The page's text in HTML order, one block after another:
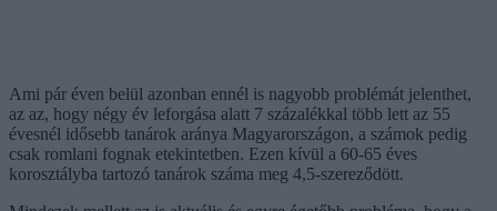
Ami pár éven belül azonban ennél is nagyobb problémát jelenthet,
az az, hogy négy év leforgása alatt 7 százalékkal több lett az 55
évesnél idősebb tanárok aránya Magyarországon, a számok pedig
csak romlani fognak etekintetben. Ezen kívül a 60-65 éves
korosztályba tartozó tanárok száma meg 4,5-szereződött.